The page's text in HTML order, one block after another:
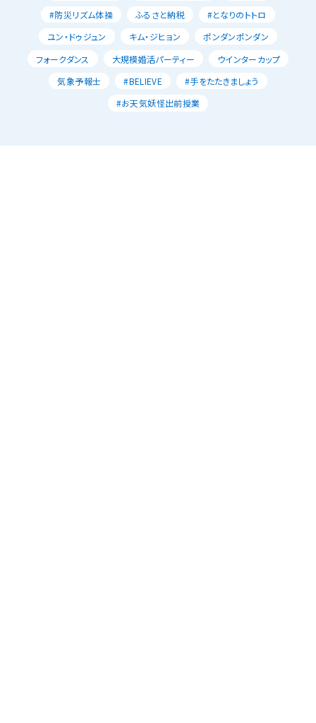
#防災リズム体操
ふるさと納税
#となりのトトロ
ユン・ドゥジュン
キム・ジヒョン
ポンダンポンダン
フォークダンス
大規模婚活パーティー
ウインターカップ
気象予報士
#BELIEVE
#手をたたきましょう
#お天気妖怪出前授業